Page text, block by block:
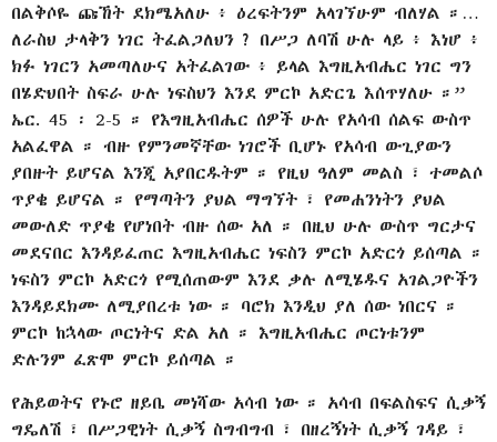
በልቅሶዬ ጩኸት ደክሜአለሁ ፥ ዕረፍትንም አላገኘሁም ብለሃል ።…
ለራስህ ታላቅን ነገር ትፈልጋለህን ? በሥጋ ለባሽ ሁሉ ላይ ፥ እነሆ ፥
ክፉ ነገርን አመጣለሁና አትፈልገው ፥ ይላል እግዚአብሔር ነገር ግን
በሄድህበት ስፍራ ሁሉ ነፍስህን እንደ ምርኮ አድርጌ እሰጥሃለሁ ።”
ኤር. 45 ፡ 2-5 ። የእግዚአብሔር ሰዎች ሁሉ የአሳብ ሰልፍ ውስጥ
አልፈዋል ። ብዙ የምንመኛቸው ነገሮች ቢሆኑ የአሳብ ውጊያውን
ያበዙት ይሆናል እንጂ አያበርዱትም ። የዚህ ዓለም መልስ ፣ ተመልሶ
ጥያቄ ይሆናል ። የማጣትን ያህል ማግኘት ፣ የመሐንነትን ያህል
መውለድ ጥያቄ የሆነበት ብዙ ሰው አለ ። በዚህ ሁሉ ውስጥ ግርታና
መደናበር እንዳይፈጠር እግዚአብሔር ነፍስን ምርኮ አድርጎ ይሰጣል ።
ነፍስን ምርኮ አድርጎ የሚሰጠውም እንደ ቃሉ ለሚሄዱና አገልጋዮችን
እንዳይደክሙ ለሚያበረቱ ነው ። ባሮክ እንዲህ ያለ ሰው ነበርና ።
ምርኮ ከኋላው ጦርነትና ድል አለ ። እግዚአብሔር ጦርነቱንም
ድሉንም ፈጽሞ ምርኮ ይሰጣል ።
የሕይወትና የኑሮ ዘይቤ መነሻው አሳብ ነው ። አሳብ በፍልስፍና ሲቃኝ
ግዴለሽ ፣ በሥጋዊነት ሲቃኝ ስግብግብ ፣ በዘረኝነት ሲቃኝ ገዳይ ፣